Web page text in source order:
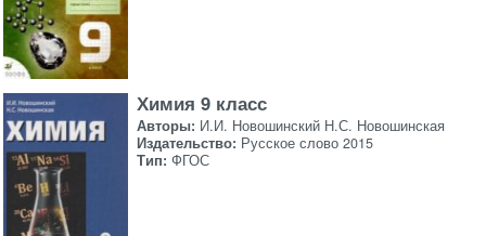
Химия 9 класс
Авторы: И.И. Новошинский Н.С. Новошинская
Издательство: Русское слово 2015
Тип: ФГОС